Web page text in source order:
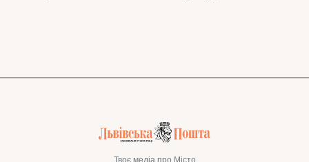
Твоє медіа про Місто